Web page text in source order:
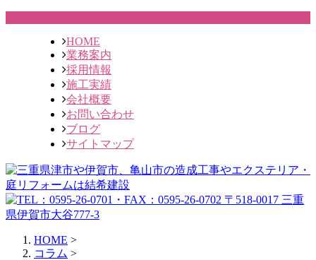
HOME
業務案内
採用情報
施工実績
会社概要
お問い合わせ
ブログ
サイトマップ
HOME >
コラム >